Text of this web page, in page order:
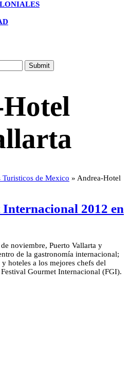
Submit
Turisticos de Mexico » Andrea-Hotel
2012 en
noviembre, Puerto Vallarta y
de la gastronomía internacional;
hoteles a los mejores chefs del
Gourmet Internacional (FGI).